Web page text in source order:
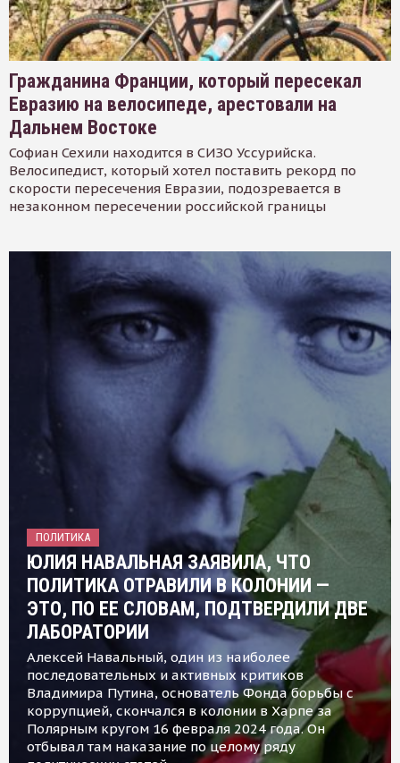
Гражданина Франции, который пересекал
Евразию на велосипеде, арестовали на
Дальнем Востоке
Софиан Сехили находится в СИЗО Уссурийска.
Велосипедист, который хотел поставить рекорд по
скорости пересечения Евразии, подозревается в
незаконном пересечении российской границы
ПОЛИТИКА
ЮЛИЯ НАВАЛЬНАЯ ЗАЯВИЛА, ЧТО
ПОЛИТИКА ОТРАВИЛИ В КОЛОНИИ —
ЭТО, ПО ЕЕ СЛОВАМ, ПОДТВЕРДИЛИ ДВЕ
ЛАБОРАТОРИИ
Алексей Навальный, один из наиболее
последовательных и активных критиков
Владимира Путина, основатель Фонда борьбы с
коррупцией, скончался в колонии в Харпе за
Полярным кругом 16 февраля 2024 года. Он
отбывал там наказание по целому ряду